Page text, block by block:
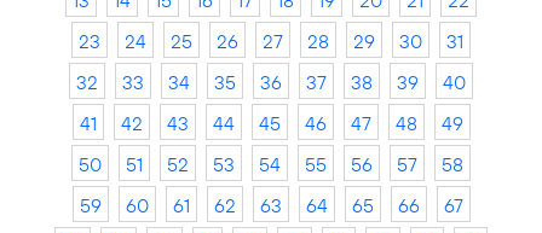
23
24 25 26 27 28 29 30
31
32
33 34 35 36 37 38 39
40
41
42 43 44 45 46 47 48
49
50
51 52 53 54 55 56 57
58
59
60 61 62 63 64 65 66
67